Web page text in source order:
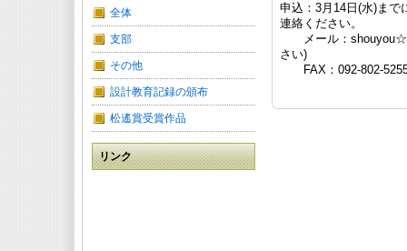
全体
支部
その他
設計教育記録の頒布
松遙賞受賞作品
リンク
申込：3月14日(水)まで
連絡ください。
メール：
さい)
FAX：092-802-